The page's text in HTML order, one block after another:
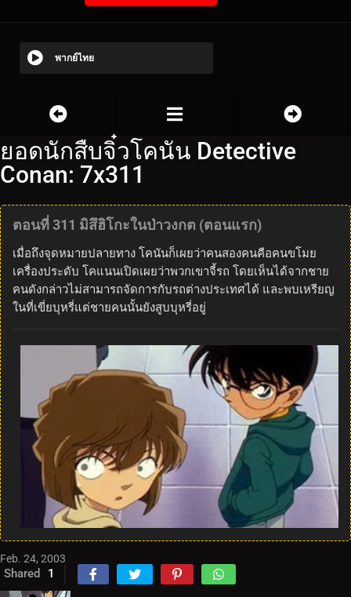
พากย์ไทย
ยอดนักสืบจิ๋วโคนัน Detective
Conan: 7x311
ตอนที่ 311 มิสึฮิโกะในป่าวงกต (ตอนแรก)
เมื่อถึงจุดหมายปลายทาง โคนันก็เผยว่าคนสองคนคือคนขโมย
เครื่องประดับ โคแนนเปิดเผยว่าพวกเขาจี้รถ โดยเห็นได้จากชาย
คนดังกล่าวไม่สามารถจัดการกับรถต่างประเทศได้ และพบเหรียญ
ในที่เขี่ยบุหรี่แต่ชายคนนั้นยังสูบบุหรี่อยู่
Feb. 24, 2003
Shared 1